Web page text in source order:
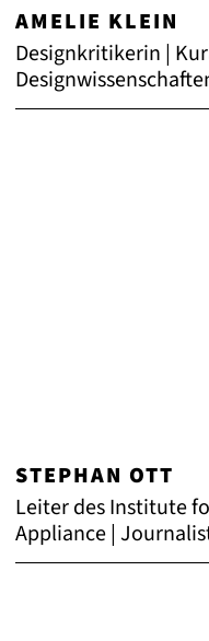
AMELIE KLEIN
Designkritikerin |
STEPHAN OTT
Leiter des Institute
Appliance |